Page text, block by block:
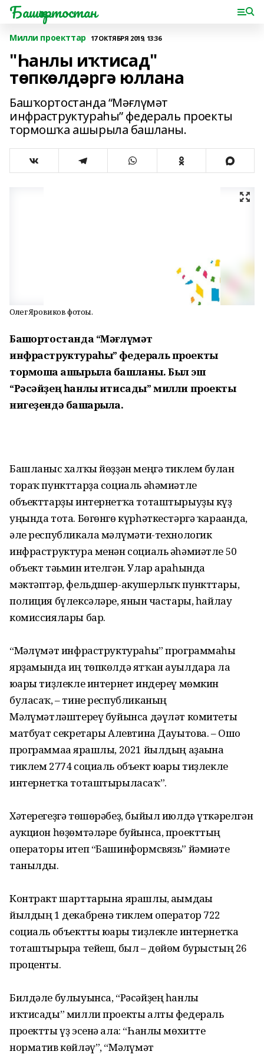
Башҡортостан
Милли проекттар 17 ОКТЯБРЯ 2019, 13:36
"Һанлы иҡтисад"
төпкөлдәргә юллана
Башҡортостанда “Мәғлүмәт
инфраструктураһы” федераль проекты
тормошҡа ашырыла башланы.
Олег Яровиков фотоһы.
Башҡортостанда “Мәғлүмәт
инфраструктураһы” федераль проекты
тормошҡа ашырыла башланы. Был эш
“Рәсәйҙең һанлы иҡтисады” милли проекты
нигеҙендә башҡарыла.
Башланғыс халҡы йөҙҙән меңгә тиклем булған
тораҡ пункттарҙа социаль әһәмиәтле
объекттарҙы интернетҡа тоташтырыуҙы күҙ
уңында тота. Бөгөнгө күрһәткестәргә ҡарағанда,
әле республикала мәғлүмәти-технологик
инфраструктура менән социаль әһәмиәтле 50
объект тәьмин ителгән. Улар араһында
мәктәптәр, фельдшер-акушерлыҡ пункттары,
полиция бүлексәләре, янғын частары, һайлау
комиссиялары бар.
“Мәғлүмәт инфраструктураһы” программаһы
ярҙамында иң төпкөлдә ятҡан ауылдарға ла
юғары тиҙлекле интернет индереү мөмкин
буласаҡ, – тине республиканың
Мәғлүмәтләштереү буйынса дәүләт комитеты
матбуғат секретары Алевтина Дауытова. – Ошо
программаға ярашлы, 2021 йылдың аҙағына
тиклем 2774 социаль объект юғары тиҙлекле
интернетҡа тоташтырыласаҡ”.
Хәтерегеҙгә төшөрәбеҙ, быйыл июлдә үткәрелгән
аукцион һөҙөмтәләре буйынса, проекттың
операторы итеп “Башинформсвязь” йәмғиәте
танылды.
Контракт шарттарына ярашлы, ағымдағы
йылдың 1 декабренә тиклем оператор 722
социаль объектты юғары тиҙлекле интернетҡа
тоташтырырға тейеш, был – дөйөм бурыстың 26
проценты.
Билдәле булыуынса, “Рәсәйҙең һанлы
иҡтисады” милли проекты алты федераль
проектты үҙ эсенә ала: “Һанлы мөхитте
норматив көйләү”, “Мәғлүмәт